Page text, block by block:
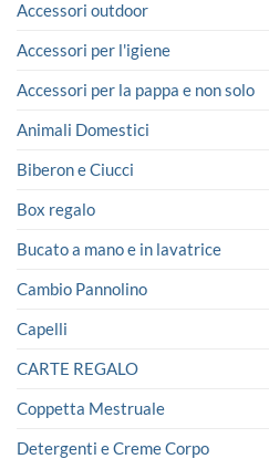
Accessori outdoor
Accessori per l'igiene
Accessori per la pappa e non solo
Animali Domestici
Biberon e Ciucci
Box regalo
Bucato a mano e in lavatrice
Cambio Pannolino
Capelli
CARTE REGALO
Coppetta Mestruale
Detergenti e Creme Corpo